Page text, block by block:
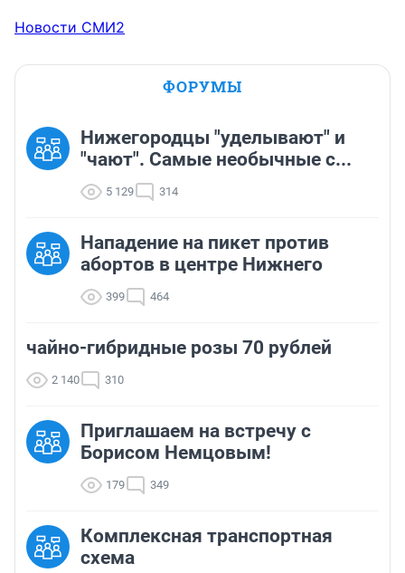
Новости СМИ2
ФОРУМЫ
Нижегородцы "уделывают" и
"чают". Самые необычные с...
5 129 314
Нападение на пикет против
абортов в центре Нижнего
399 464
чайно-гибридные розы 70 рублей
2 140 310
Приглашаем на встречу с
Борисом Немцовым!
179 349
Комплексная транспортная
схема